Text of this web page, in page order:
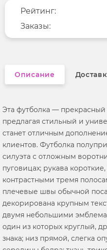
Фактура материала
Длина рукава
Вырез горловины
Рейтинг:
Заказы:
Описание
Эта футболка —
предлагая стильный и
станет отличным
клиентов. Футболка
силуэта с отложным
пуговицах; рукава
контрастными тремя
плечевые швы обычной
декорирована крупным
двумя небольшими
один из которых круглый,
знака; низ прямой, слегка